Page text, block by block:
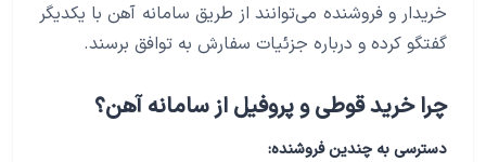
خریدار و فروشنده می‌توانند از طریق سامانه آهن با یکدیگر
گفتگو کرده و درباره جزئیات سفارش به توافق برسند.
چرا خرید قوطی و پروفیل از سامانه آهن؟
دسترسی به چندین فروشنده: